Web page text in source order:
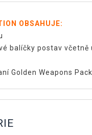
OBSAHUJE:
balíčky postav
Golden Weapons Pack